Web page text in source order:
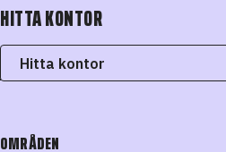
HITTA KONTOR
Hitta kontor
OMRÅDEN